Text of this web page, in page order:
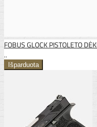
FOBUS GLOCK PISTOLETO
..